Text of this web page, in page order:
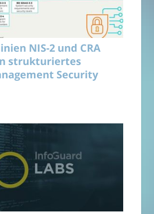
NIS-2 und CRA
strukturiertes
Security